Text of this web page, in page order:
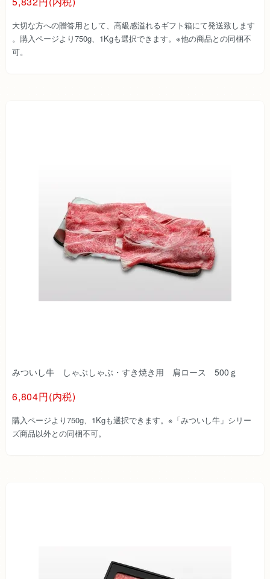
大切な方への贈答用として、高級感溢れるギフト箱にて発送致します
。購入ページより750g、1Kgも選択できます。※他の商品との同梱不
可。
みついし牛 しゃぶしゃぶ・すき焼き用 肩ロース 500ｇ
6,804円(内税)
購入ページより750g、1Kgも選択できます。※「みついし牛」シリー
ズ商品以外との同梱不可。